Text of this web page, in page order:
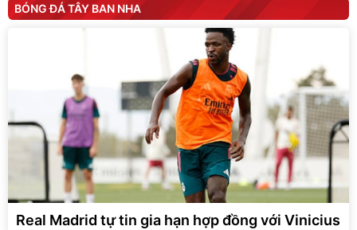
BÓNG ĐÁ TÂY BAN NHA
Real Madrid tự tin gia hạn hợp đồng với Vinicius